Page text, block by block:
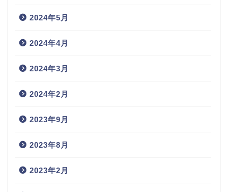
2024年5月
2024年4月
2024年3月
2024年2月
2023年9月
2023年8月
2023年2月